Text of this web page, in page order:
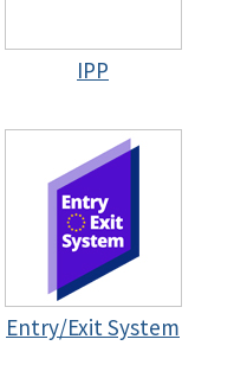
IPP
Entry/Exit System